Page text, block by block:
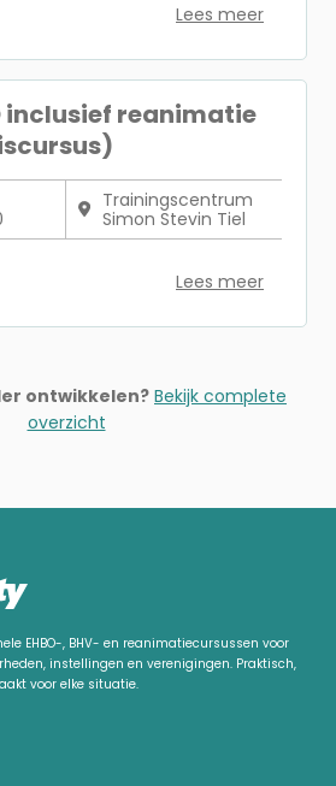
Lees meer
inclusief reanimatie
Trainingscentrum
Simon Stevin Tiel
Lees meer
ontwikkelen? Bekijk complete
overzicht
EHBO-, BHV- en reanimatiecursussen voor
instellingen en verenigingen. Praktisch,
voor elke situatie.